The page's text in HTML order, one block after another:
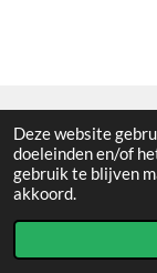
Deze website
doeleinden en/of
gebruik te blijven
akkoord.
Algemene
© 2021 - RC en